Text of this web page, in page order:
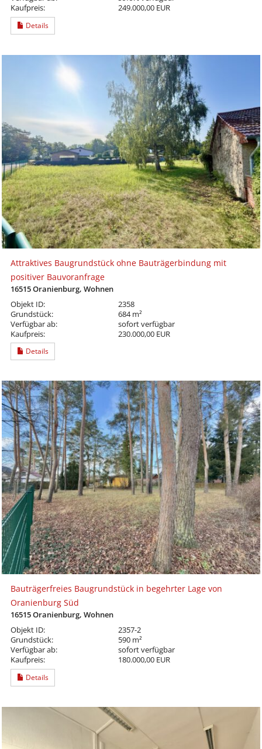
Kaufpreis:
249.000,00 EUR
Details
Attraktives Baugrundstück ohne Bauträgerbindung mit
positiver Bauvoranfrage
16515 Oranienburg, Wohnen
Objekt ID:
2358
Grundstück:
684 m²
Verfügbar ab:
sofort verfügbar
Kaufpreis:
230.000,00 EUR
Details
Bauträgerfreies Baugrundstück in begehrter Lage von
Oranienburg Süd
16515 Oranienburg, Wohnen
Objekt ID:
2357-2
Grundstück:
590 m²
Verfügbar ab:
sofort verfügbar
Kaufpreis:
180.000,00 EUR
Details